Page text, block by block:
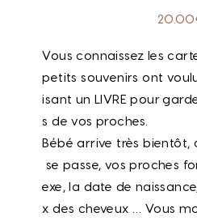
20.00
Vous connaissez les
petits souvenirs ont
isant un LIVRE pour
s de vos proches.
Bébé arrive très bientôt,
se passe, vos proches
exe , la date de naissance
x des cheveux … Vous